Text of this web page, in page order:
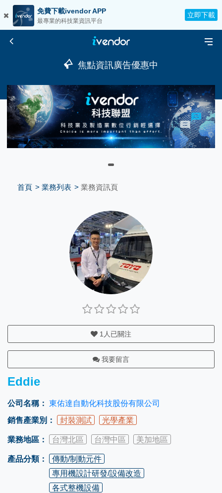
免費下載ivendor APP
最專業的科技業資訊平台
立即下載
焦點資訊廣告優惠中
首頁 業務列表 業務資訊頁
1 人已關注
我要留言
Eddie
公司名稱： 東佑達自動化科技股份有限公司
銷售產業別：
封裝測試 光學產業
業務地區： 台灣北區 台灣中區 美加地區
產品分類：
傳動/制動元件
專用機設計研發/設備改造
各式整機設備